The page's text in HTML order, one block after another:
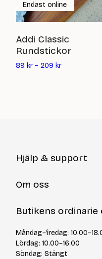
Addi Classic
Rundstickor
89 kr – 209 kr
Endast online
Hjälp & support
Återköp via formulär
Frågor och svar
Cookiepolicy
Integritetspolicy
Om oss
Om Yllotyll
Kurser & events
Tips & tekniker
Varumärken
Jobba hos oss
Butikens
Måndag–fredag:
Lördag: 10.00–16.00
Söndag: Stängt